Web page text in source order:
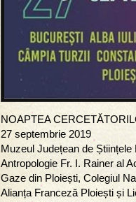
NOAPTEA
27 septembrie 2019
Muzeul Județean de
Antropologie Fr. I. Rainer al
Gaze din Ploiești, Colegiul
Alianța Franceză Ploiești și